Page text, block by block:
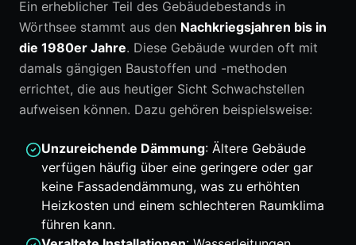
Ein erheblicher Teil des Gebäudebestands in
Wörthsee stammt aus den Nachkriegsjahren bis in
die 1980er Jahre. Diese Gebäude wurden oft mit
damals gängigen Baustoffen und -methoden
errichtet, die aus heutiger Sicht Schwachstellen
aufweisen können. Dazu gehören beispielsweise:
Unzureichende Dämmung: Ältere Gebäude
verfügen häufig über eine geringere oder gar
keine Fassadendämmung, was zu erhöhten
Heizkosten und einem schlechteren Raumklima
führen kann.